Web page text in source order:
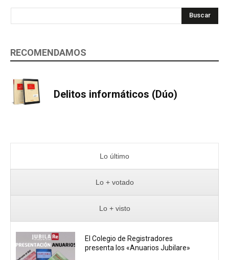
Buscar
RECOMENDAMOS
Delitos informáticos (Dúo)
Lo último
Lo + votado
Lo + visto
El Colegio de Registradores
presenta los «Anuarios Jubilare»